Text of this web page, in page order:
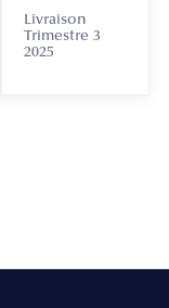
Livraison
Trimestre 3
2025